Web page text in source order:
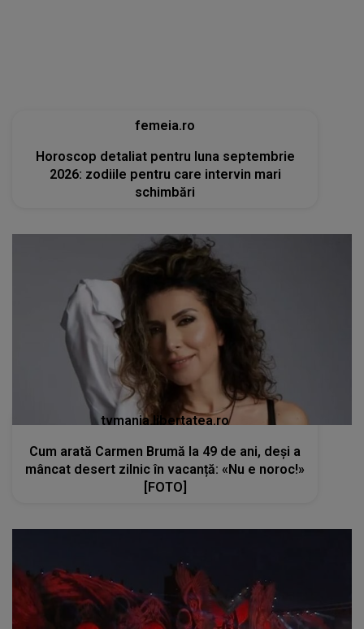
femeia.ro
Horoscop detaliat pentru luna septembrie
2026: zodiile pentru care intervin mari
schimbări
tvmania.libertatea.ro
Cum arată Carmen Brumă la 49 de ani, deși a
mâncat desert zilnic în vacanță: «Nu e noroc!»
[FOTO]